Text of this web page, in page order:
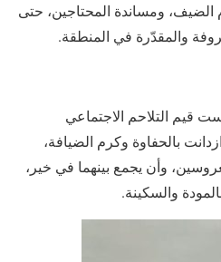
الضيف، ومساندة المحتاجين، حتى
والمقدّرة في المنطقة.
قيم التلاحم الاجتماعي
بالحفاوة وكرم الضيافة،
وأن يجمع بينهما في خير،
والسكينة.